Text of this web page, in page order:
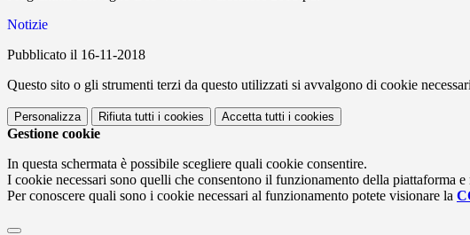
Notizie
Pubblicato il 16-11-2018
Questo sito o gli strumenti terzi da questo utilizzati si avvalgono di cookie
Personalizza Rifiuta tutti i cookies Accetta tutti i cookies
Gestione cookie
In questa schermata è possibile scegliere quali cookie consentire.
I cookie necessari sono quelli che consentono il funzionamento della piattaforma
Per conoscere quali sono i cookie necessari al funzionamento potete visionare la